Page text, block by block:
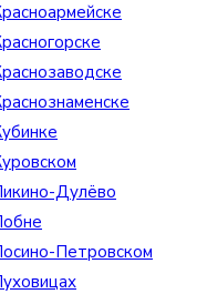
Дулёво
Петровском